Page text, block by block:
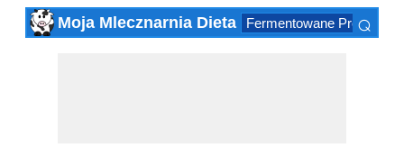
Moja Mlecznarnia Dieta Fermentowane ⌕